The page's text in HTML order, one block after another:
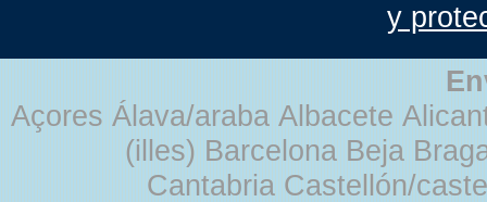
y
Açores Álava/araba Albacete
(illes) Barcelona Beja
Cantabria Castellón/